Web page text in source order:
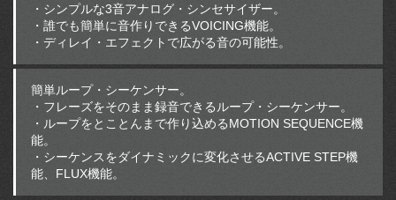
・シンプルな3音アナログ・シンセサイザー。
・誰でも簡単に音作りできるVOICING機能。
・ディレイ・エフェクトで広がる音の可能性。
簡単ループ・シーケンサー。
・フレーズをそのまま録音できるループ・シーケンサー。
・ループをとことんまで作り込めるMOTION SEQUENCE機
能。
・シーケンスをダイナミックに変化させるACTIVE STEP機
能、FLUX機能。